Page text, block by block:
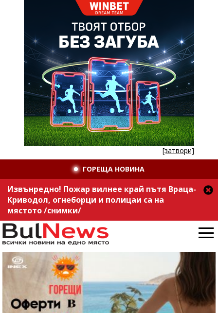
[затвори]
ГОРЕЩА НОВИНА
Извънредно! Пожар вилнее край пътя Враца-
Криводол, огнеборци и полицаи са на
мястото /снимки/